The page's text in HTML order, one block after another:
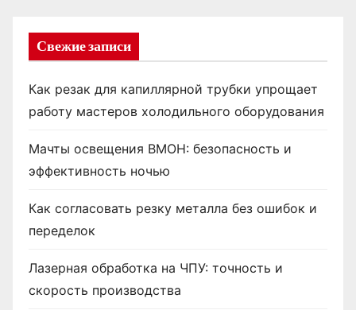
Свежие записи
Как резак для капиллярной трубки упрощает
работу мастеров холодильного оборудования
Мачты освещения ВМОН: безопасность и
эффективность ночью
Как согласовать резку металла без ошибок и
переделок
Лазерная обработка на ЧПУ: точность и
скорость производства